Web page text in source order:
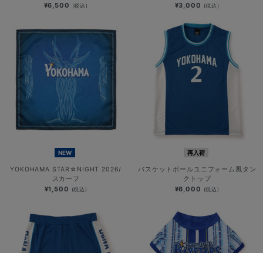
¥6,500 (税込) ¥3,000 (税込)
NEW
YOKOHAMA STAR☆NIGHT 2026/
スカーフ
¥1,500 (税込)
再入荷
バスケットボールユニフォーム風タン
クトップ
¥6,000 (税込)